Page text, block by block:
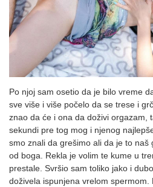
Po njoj sam osetio da je bilo vreme
sve više i više počelo da se trese i
znao da će i ona da doživi orgazam,
sekundi pre tog mog i njenog
smo znali da grešimo ali da je to
od boga. Rekla je volim te kume u
prestale. Svršio sam toliko jako i
doživela ispunjena vrelom